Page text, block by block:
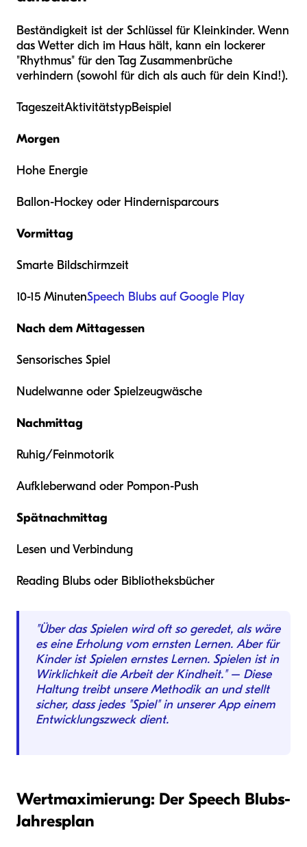
Beständigkeit ist der Schlüssel für Kleinkinder. Wenn
das Wetter dich im Haus hält, kann ein lockerer
"Rhythmus" für den Tag Zusammenbrüche
verhindern (sowohl für dich als auch für dein Kind!).
TageszeitAktivitätstypBeispiel
Morgen
Hohe Energie
Ballon-Hockey oder Hindernisparcours
Vormittag
Smarte Bildschirmzeit
10-15 MinutenSpeech Blubs auf Google Play
Nach dem Mittagessen
Sensorisches Spiel
Nudelwanne oder Spielzeugwäsche
Nachmittag
Ruhig/Feinmotorik
Aufkleberwand oder Pompon-Push
Spätnachmittag
Lesen und Verbindung
Reading Blubs oder Bibliotheksbücher
"Über das Spielen wird oft so geredet, als wäre
es eine Erholung vom ernsten Lernen. Aber für
Kinder ist Spielen ernstes Lernen. Spielen ist in
Wirklichkeit die Arbeit der Kindheit." – Diese
Haltung treibt unsere Methodik an und stellt
sicher, dass jedes "Spiel" in unserer App einem
Entwicklungszweck dient.
Wertmaximierung: Der Speech Blubs-
Jahresplan